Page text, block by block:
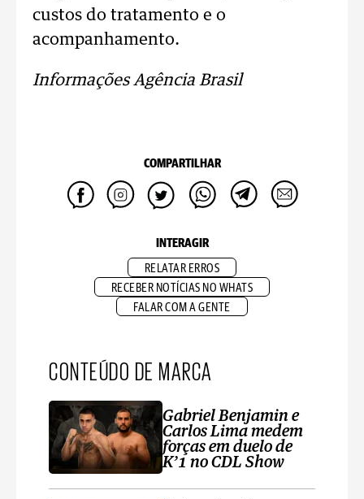
custos do tratamento e o
acompanhamento.
Informações Agência Brasil
COMPARTILHAR
INTERAGIR
RELATAR ERROS
RECEBER NOTÍCIAS NO WHATS
FALAR COM A GENTE
CONTEÚDO DE MARCA
Gabriel Benjamin e
Carlos Lima medem
forças em duelo de
K’1 no CDL Show